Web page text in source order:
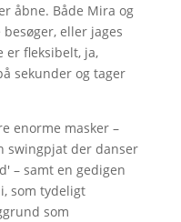
åbne. Både Mira og
eller jages
er fleksibelt, ja,
sekunder og tager
enorme masker –
swingpjat der danser
– samt en gedigen
som tydeligt
som